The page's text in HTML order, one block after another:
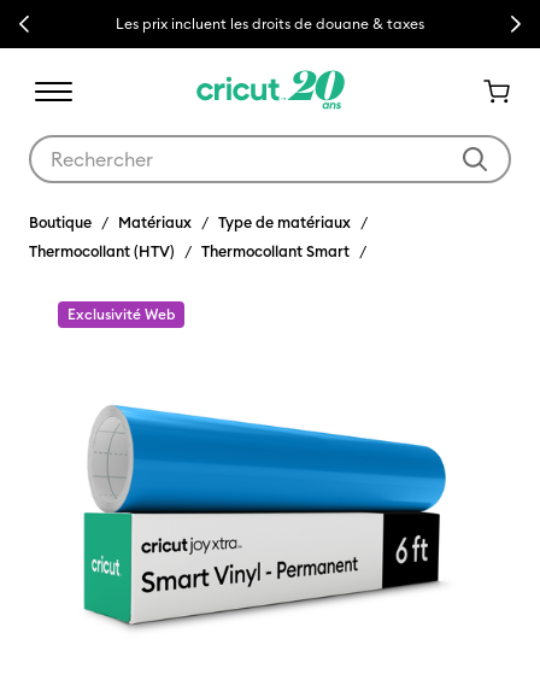
Previous Les prix incluent les droits de douane & taxes Next
Boutique Matériaux
Type de matériaux
Thermocollant (HTV)
Thermocollant Smart
Exclusivité Web